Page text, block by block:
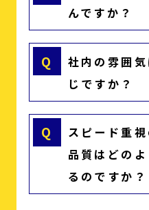
んですか？
Q
社内の雰囲
じですか？
Q
スピード重
品質はどの
るのですか？